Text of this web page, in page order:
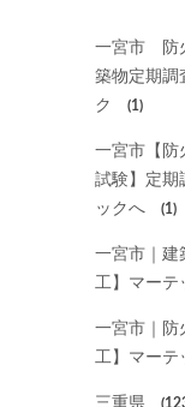
一宮市 防
築物定期調
ク
(1)
一宮市【
試験】定
ックへ
(1)
一宮市｜建
工】マーテ
一宮市｜防
工】マーテ
三重県